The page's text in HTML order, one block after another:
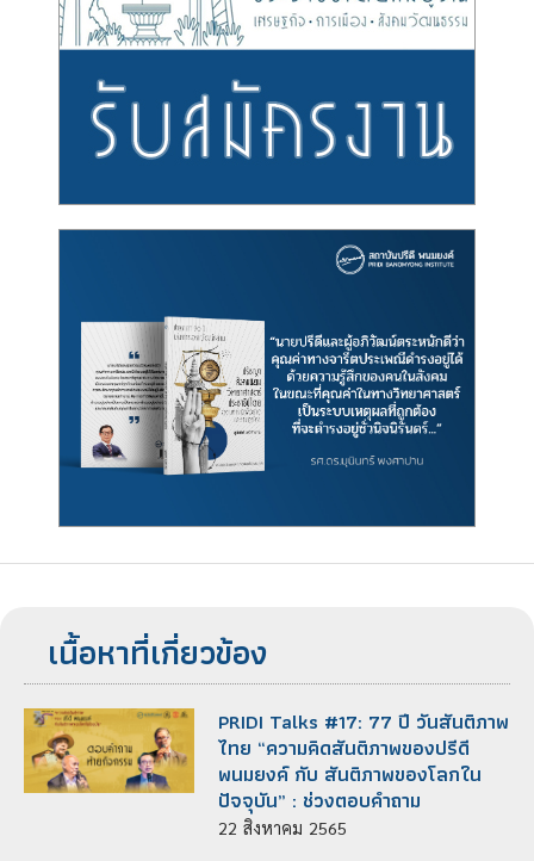
เนื้อหาที่เกี่ยวข้อง
PRIDI Talks #17: 77 ปี วันสันติภาพ
ไทย “ความคิดสันติภาพของปรีดี
พนมยงค์ กับ สันติภาพของโลกใน
ปัจจุบัน” : ช่วงตอบคำถาม
22 สิงหาคม 2565